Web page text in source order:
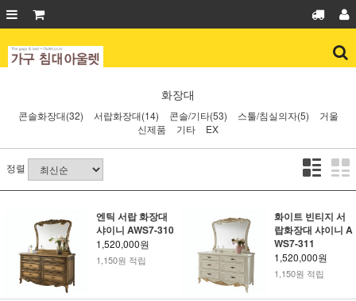
화장대
콘솔화장대(32) 서랍화장대(14) 콘솔/기타(53) 스툴/침실의자(5)
거울
신제품
기타 EX
정렬
엔틱 서랍 화장대
샤이니 AWS7-310
1,520,000원
1,150원 적립
화이트 빈티지 서
랍화장대 샤이니 A
WS7-311
1,520,000원
1,150원 적립